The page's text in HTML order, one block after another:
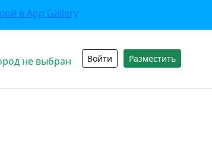
не выбран Войти Разместить